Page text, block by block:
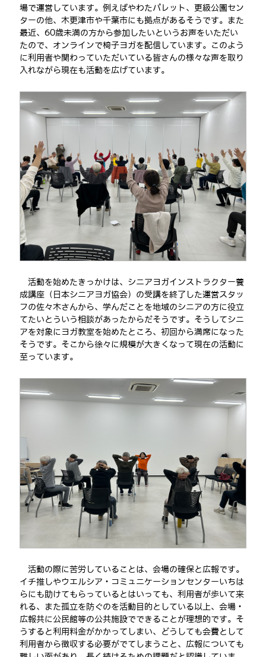
場で運営しています。例えばやわたパレット、更級公園セン
ターの他、木更津市や千葉市にも拠点があるそうです。また
最近、60歳未満の方から参加したいというお声をいただい
たので、オンラインで椅子ヨガを配信しています。このよう
に利用者や関わっていただいている皆さんの様々な声を取り
入れながら現在も活動を広げています。
活動を始めたきっかけは、シニアヨガインストラクター養
成講座（日本シニアヨガ協会）の受講を終了した運営スタッ
フの佐々木さんから、学んだことを地域のシニアの方に役立
てたいとういう相談があったからだそうです。そうしてシニ
アを対象にヨガ教室を始めたところ、初回から満席になった
そうです。そこから徐々に規模が大きくなって現在の活動に
至っています。
活動の際に苦労していることは、会場の確保と広報です。
イチ推しやウエルシア・コミュニケーションセンターいちは
らにも助けてもらっているとはいっても、利用者が歩いて来
れる、また孤立を防ぐのを活動目的としている以上、会場・
広報共に公民館等の公共施設でできることが理想的です。そ
うすると利用料金がかかってしまい、どうしても会費として
利用者から徴収する必要がでてしまうこと、広報についても